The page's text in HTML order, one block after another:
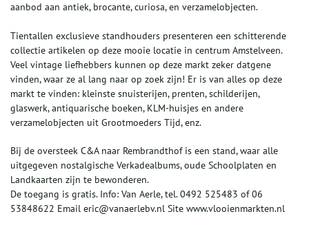
aanbod aan antiek, brocante, curiosa, en verzamelobjecten.
Tientallen exclusieve standhouders presenteren een schitterende
collectie artikelen op deze mooie locatie in centrum Amstelveen.
Veel vintage liefhebbers kunnen op deze markt zeker datgene
vinden, waar ze al lang naar op zoek zijn! Er is van alles op deze
markt te vinden: kleinste snuisterijen, prenten, schilderijen,
glaswerk, antiquarische boeken, KLM-huisjes en andere
verzamelobjecten uit Grootmoeders Tijd, enz.
Bij de oversteek C&A naar Rembrandthof is een stand, waar alle
uitgegeven nostalgische Verkadealbums, oude Schoolplaten en
Landkaarten zijn te bewonderen.
De toegang is gratis. Info: Van Aerle, tel. 0492 525483 of 06
53848622 Email eric@vanaerlebv.nl Site www.vlooienmarkten.nl